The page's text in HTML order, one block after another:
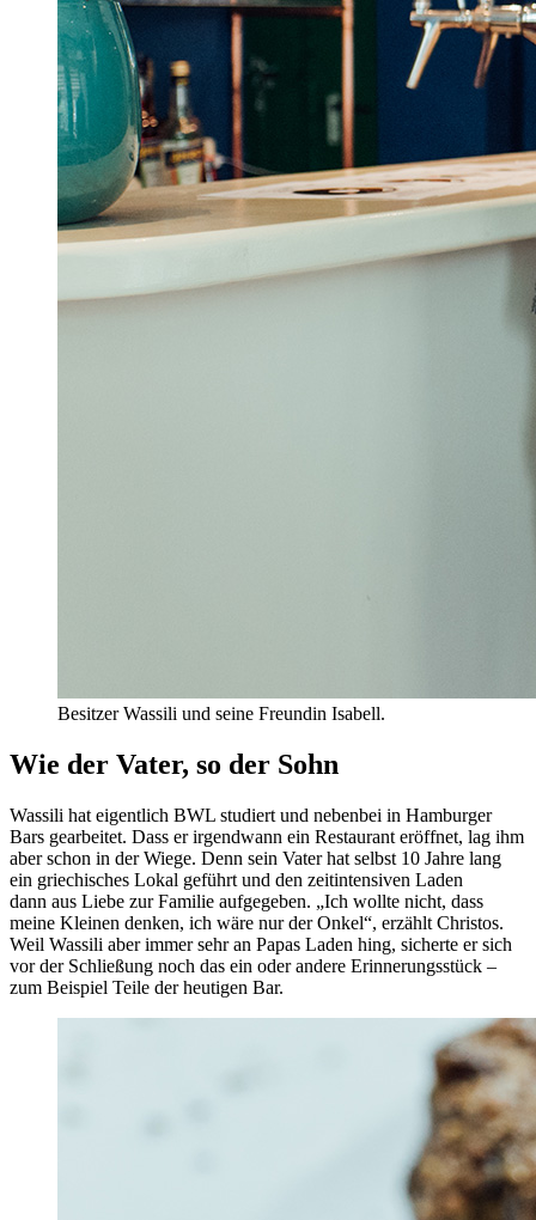
Besitzer Wassili und seine Freundin Isabell.
Wie der Vater, so der Sohn
Wassili hat eigentlich BWL studiert und nebenbei in Hamburger
Bars gearbeitet. Dass er irgendwann ein Restaurant eröffnet, lag ihm
aber schon in der Wiege. Denn sein Vater hat selbst 10 Jahre lang
ein griechisches Lokal geführt und den zeitintensiven Laden
dann aus Liebe zur Familie aufgegeben. „Ich wollte nicht, dass
meine Kleinen denken, ich wäre nur der Onkel“, erzählt Christos.
Weil Wassili aber immer sehr an Papas Laden hing, sicherte er sich
vor der Schließung noch das ein oder andere Erinnerungsstück –
zum Beispiel Teile der heutigen Bar.